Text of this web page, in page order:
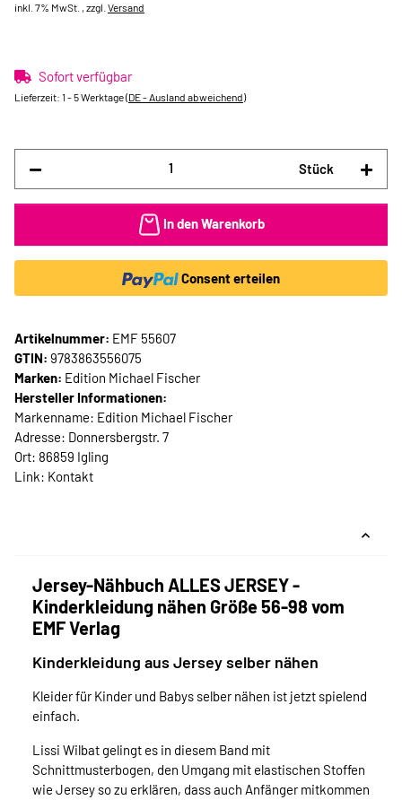
inkl. 7% MwSt. , zzgl. Versand
Sofort verfügbar
Lieferzeit: 1 - 5 Werktage(DE - Ausland abweichend)
Stück
In den Warenkorb
Consent erteilen
Artikelnummer: EMF 55607
GTIN: 9783863556075
Marken: Edition Michael Fischer
Hersteller Informationen:
Markenname: Edition Michael Fischer
Adresse: Donnersbergstr. 7
Ort: 86859 Igling
Link: Kontakt
Jersey-Nähbuch ALLES JERSEY -
Kinderkleidung nähen Größe 56-98 vom
EMF Verlag
Kinderkleidung aus Jersey selber nähen
Kleider für Kinder und Babys selber nähen ist jetzt spielend
einfach.
Lissi Wilbat gelingt es in diesem Band mit
Schnittmusterbogen, den Umgang mit elastischen Stoffen
wie Jersey so zu erklären, dass auch Anfänger mitkommen